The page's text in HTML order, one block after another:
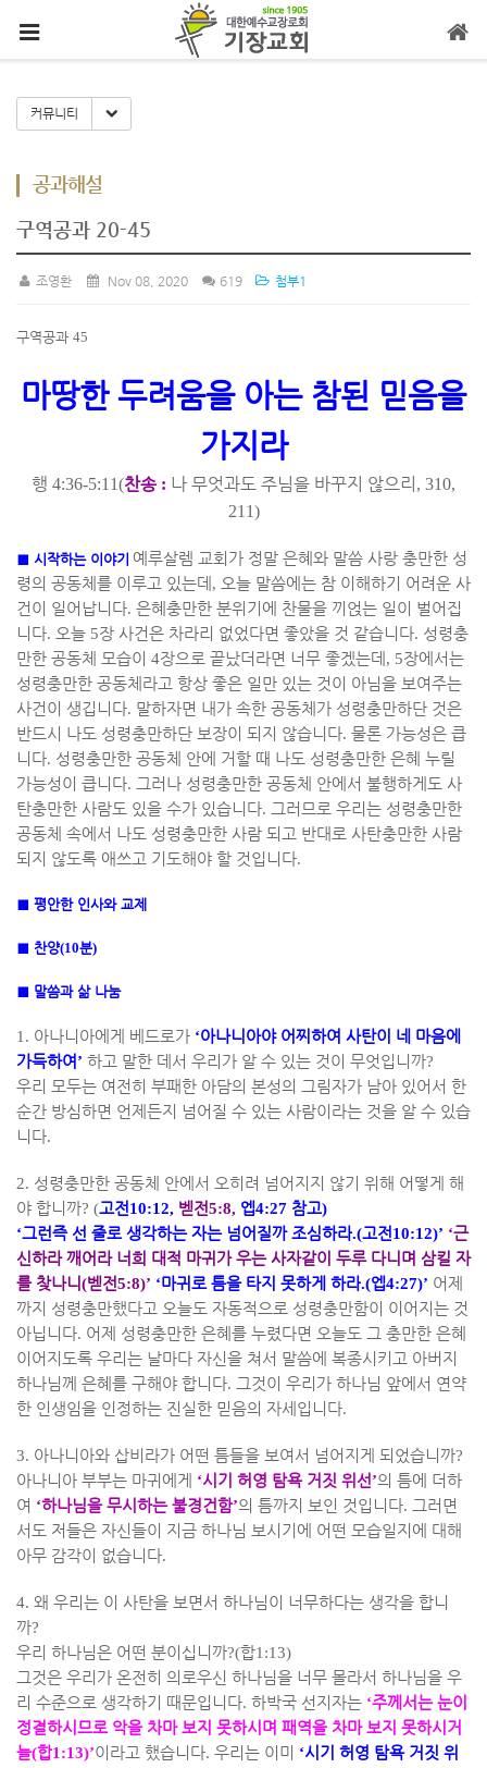
커뮤니티 Toggle Dropdown
공과해설
구역공과 20-45
조영환 Nov 08, 2020 619 첨부1
구역공과 45
마땅한 두려움을 아는 참된 믿음을
가지라
행 4:36-5:11(찬송 : 나 무엇과도 주님을 바꾸지 않으리 , 310,
211)
■ 시작하는 이야기 예루살렘 교회가 정말 은혜와 말씀 사랑 충만한 성
령의 공동체를 이루고 있는데 , 오늘 말씀에는 참 이해하기 어려운 사
건이 일어납니다. 은혜충만한 분위기에 찬물을 끼얹는 일이 벌어집
니다. 오늘 5장 사건은 차라리 없었다면 좋았을 것 같습니다. 성령충
만한 공동체 모습이 4장으로 끝났더라면 너무 좋겠는데 , 5장에서는
성령충만한 공동체라고 항상 좋은 일만 있는 것이 아님을 보여주는
사건이 생깁니다. 말하자면 내가 속한 공동체가 성령충만하단 것은
반드시 나도 성령충만하단 보장이 되지 않습니다. 물론 가능성은 큽
니다. 성령충만한 공동체 안에 거할 때 나도 성령충만한 은혜 누릴
가능성이 큽니다. 그러나 성령충만한 공동체 안에서 불행하게도 사
탄충만한 사람도 있을 수가 있습니다. 그러므로 우리는 성령충만한
공동체 속에서 나도 성령충만한 사람 되고 반대로 사탄충만한 사람
되지 않도록 애쓰고 기도해야 할 것입니다.
■ 평안한 인사와 교제
■ 찬양(10분)
■ 말씀과 삶 나눔
1. 아나니아에게 베드로가 ‘아나니아야 어찌하여 사탄이 네 마음에
가득하여 ’ 하고 말한 데서 우리가 알 수 있는 것이 무엇입니까?
우리 모두는 여전히 부패한 아담의 본성의 그림자가 남아 있어서 한
순간 방심하면 언제든지 넘어질 수 있는 사람이라는 것을 알 수 있습
니다.
2. 성령충만한 공동체 안에서 오히려 넘어지지 않기 위해 어떻게 해
야 합니까? (고전10:12, 벧전5:8, 엡4:27 참고)
‘그런즉 선 줄로 생각하는 자는 넘어질까 조심하라.(고전10:12)’ ‘근
신하라 깨어라 너희 대적 마귀가 우는 사자같이 두루 다니며 삼킬 자
를 찾나니(벧전5:8)’ ‘마귀로 틈을 타지 못하게 하라.(엡4:27)’ 어제
까지 성령충만했다고 오늘도 자동적으로 성령충만함이 이어지는 것
아닙니다. 어제 성령충만한 은혜를 누렸다면 오늘도 그 충만한 은혜
이어지도록 우리는 날마다 자신을 쳐서 말씀에 복종시키고 아버지
하나님께 은혜를 구해야 합니다. 그것이 우리가 하나님 앞에서 연약
한 인생임을 인정하는 진실한 믿음의 자세입니다.
3. 아나니아와 삽비라가 어떤 틈들을 보여서 넘어지게 되었습니까?
아나니아 부부는 마귀에게 ‘시기 허영 탐욕 거짓 위선’의 틈에 더하
여 ‘하나님을 무시하는 불경건함’의 틈까지 보인 것입니다. 그러면
서도 저들은 자신들이 지금 하나님 보시기에 어떤 모습일지에 대해
아무 감각이 없습니다.
4. 왜 우리는 이 사탄을 보면서 하나님이 너무하다는 생각을 합니
까?
우리 하나님은 어떤 분이십니까?(합1:13)
그것은 우리가 온전히 의로우신 하나님을 너무 몰라서 하나님을 우
리 수준으로 생각하기 때문입니다. 하박국 선지자는 ‘주께서는 눈이
정결하시므로 악을 차마 보지 못하시며 패역을 차마 보지 못하시거
늘(합1:13)’이라고 했습니다. 우리는 이미 ‘시기 허영 탐욕 거짓 위